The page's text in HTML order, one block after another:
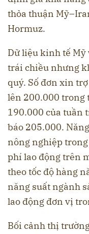
thỏa thuận
Hormuz.
Dữ liệu kinh tế Mỹ
trái chiều nhưng
quý. Số đơn xin
lên 200.000 trong
190.000 của tuần
báo 205.000.
nông nghiệp
phí lao động trên
theo tốc độ hàng
năng suất ngành
lao động đơn vị
Bối cảnh thị